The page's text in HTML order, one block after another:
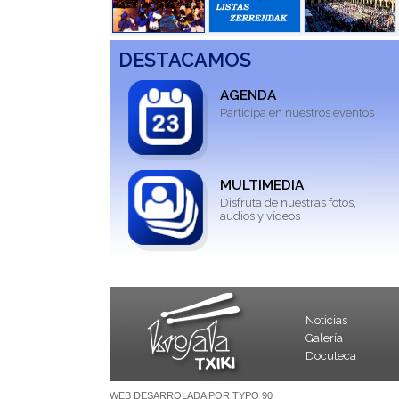
DESTACAMOS
AGENDA
Participa en nuestros eventos
MULTIMEDIA
Disfruta de nuestras fotos,
audios y vídeos
Noticias
Galería
Docuteca
WEB DESARROLADA POR TYPO 90